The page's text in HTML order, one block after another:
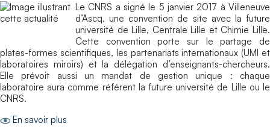
Le CNRS a signé le 5 janvier 2017 à Villeneuve
d’Ascq, une convention de site avec la future
université de Lille, Centrale Lille et Chimie Lille.
Cette convention porte sur le partage de
plates-formes scientifiques, les partenariats internationaux (UMI et
laboratoires miroirs) et la délégation d’enseignants-chercheurs.
Elle prévoit aussi un mandat de gestion unique : chaque
laboratoire aura comme référent la future université de Lille ou le
CNRS.
En savoir plus